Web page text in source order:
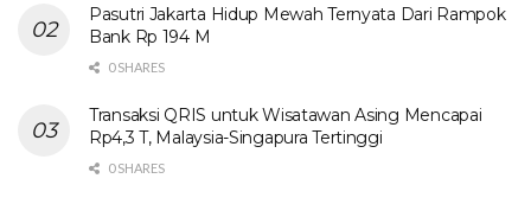
Pasutri Jakarta Hidup Mewah Ternyata Dari Rampok
Bank Rp 194 M
0 SHARES
Transaksi QRIS untuk Wisatawan Asing Mencapai
Rp4,3 T, Malaysia-Singapura Tertinggi
0 SHARES